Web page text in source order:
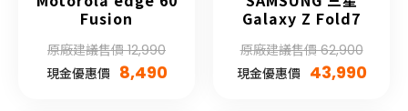
Fusion
原廠建議售價 12,990
現金優惠價 8,490
Galaxy Z Fold7
原廠建議售價 62,900
現金優惠價 43,990